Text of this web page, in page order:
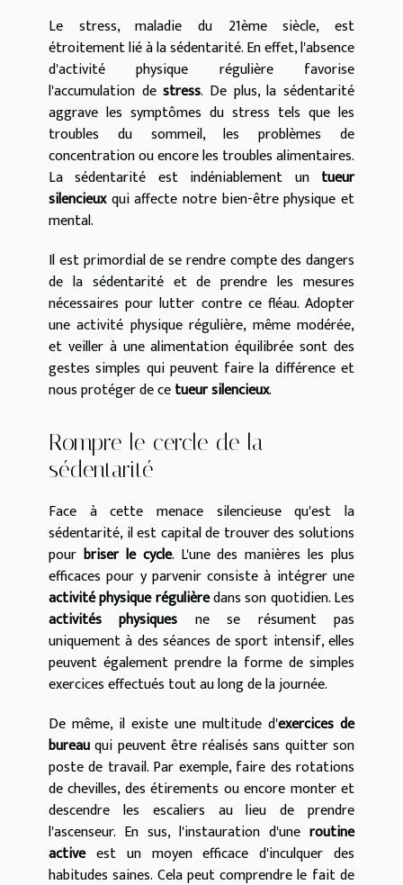
Le stress, maladie du 21ème siècle, est
étroitement lié à la sédentarité. En effet, l'absence
d'activité physique régulière favorise
l'accumulation destress. De plus, la sédentarité
aggrave les symptômes du stress tels que les
troubles du sommeil, les problèmes de
concentration ou encore les troubles alimentaires.
La sédentarité est indéniablement un tueur
silencieuxqui affecte notre bien-être physique et
mental.
Il est primordial de se rendre compte des dangers
de la sédentarité et de prendre les mesures
nécessaires pour lutter contre ce fléau. Adopter
une activité physique régulière, même modérée,
et veiller à une alimentation équilibrée sont des
gestes simples qui peuvent faire la différence et
nous protéger de cetueur silencieux.
Rompre le cercle de la
sédentarité
Face à cette menace silencieuse qu'est la
sédentarité, il est capital de trouver des solutions
pour briser le cycle. L'une des manières les plus
efficaces pour y parvenir consiste à intégrer une
activité physique régulièredans son quotidien. Les
activités physiques ne se résument pas
uniquement à des séances de sport intensif, elles
peuvent également prendre la forme de simples
exercices effectués tout au long de la journée.
De même, il existe une multitude d'exercices de
bureauqui peuvent être réalisés sans quitter son
poste de travail. Par exemple, faire des rotations
de chevilles, des étirements ou encore monter et
descendre les escaliers au lieu de prendre
l'ascenseur. En sus, l'instauration d'une routine
activeest un moyen efficace d'inculquer des
habitudes saines. Cela peut comprendre le fait de